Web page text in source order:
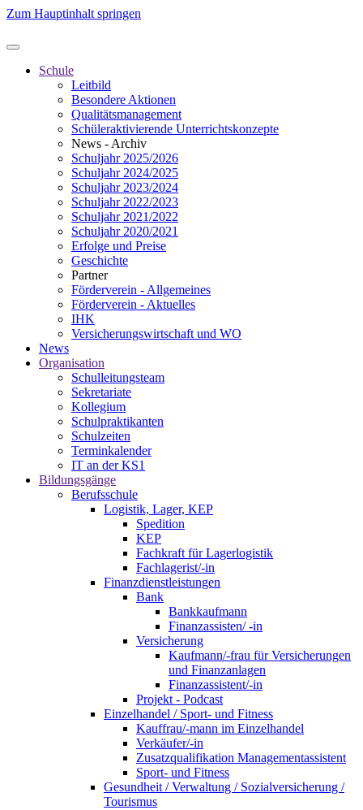
Zum Hauptinhalt springen
Schule
Leitbild
Besondere Aktionen
Qualitätsmanagement
Schüleraktivierende Unterrichtskonzepte
News - Archiv
Schuljahr 2025/2026
Schuljahr 2024/2025
Schuljahr 2023/2024
Schuljahr 2022/2023
Schuljahr 2021/2022
Schuljahr 2020/2021
Erfolge und Preise
Geschichte
Partner
Förderverein - Allgemeines
Förderverein - Aktuelles
IHK
Versicherungswirtschaft und WO
News
Organisation
Schulleitungsteam
Sekretariate
Kollegium
Schulpraktikanten
Schulzeiten
Terminkalender
IT an der KS1
Bildungsgänge
Berufsschule
Logistik, Lager, KEP
Spedition
KEP
Fachkraft für Lagerlogistik
Fachlagerist/-in
Finanzdienstleistungen
Bank
Bankkaufmann
Finanzassisten/ -in
Versicherung
Kaufmann/-frau für Versicherungen
und Finanzanlagen
Finanzassistent/-in
Projekt - Podcast
Einzelhandel / Sport- und Fitness
Kauffrau/-mann im Einzelhandel
Verkäufer/-in
Zusatzqualifikation Managementassistent
Sport- und Fitness
Gesundheit / Verwaltung / Sozialversicherung /
Tourismus